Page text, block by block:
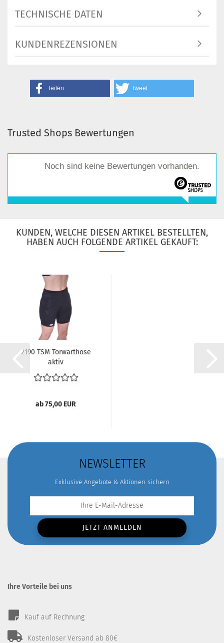
TECHNISCHE DATEN
KUNDENREZENSIONEN
teilen tweet
Trusted Shops Bewertungen
Noch sind keine Bewertungen vorhanden.
KUNDEN, WELCHE DIESEN ARTIKEL BESTELLTEN,
HABEN AUCH FOLGENDE ARTIKEL GEKAUFT:
2190 TSM Torwarthose
aktiv
ab 75,00 EUR
NEWSLETTER
Exklusive Angebote & Aktionen sichern
Ihre Vorteile bei uns
Kauf auf Rechnung
Kostenloser Versand ab 80€